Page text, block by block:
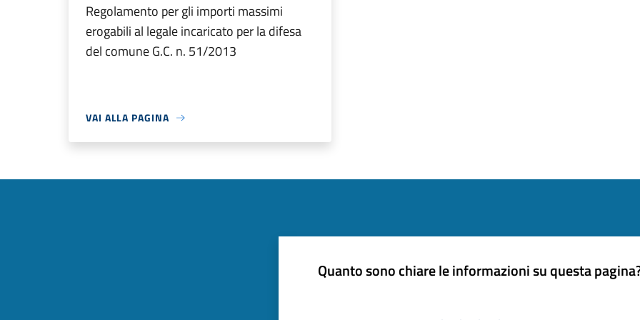
Regolamento per gli importi massimi
erogabili al legale incaricato per la difesa
del comune G.C. n. 51/2013
VAI ALLA PAGINA
Quanto sono chiare le informazioni su questa